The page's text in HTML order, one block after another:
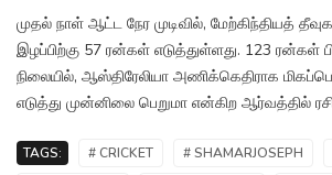
முதல் நாள் ஆட்ட நேர முடிவில், மேற்கிந்தியத்
இழப்பிற்கு 57 ரன்கள் எடுத்துள்ளது. 123 ரன்கள்
நிலையில், ஆஸ்திரேலியா அணிக்கெதிராக
எடுத்து முன்னிலை பெறுமா என்கிற ஆர்வத்தில்
TAGS: # CRICKET # SHAMARJOSEPH